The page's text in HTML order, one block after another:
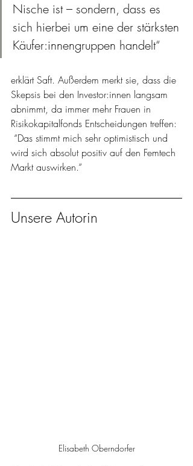
Nische ist – sondern, dass es
sich hierbei um eine der stärksten
Käufer:innengruppen handelt“
erklärt Saft. Außerdem merkt sie, dass die
Skepsis bei den Investor:innen langsam
abnimmt, da immer mehr Frauen in
Risikokapitalfonds Entscheidungen treffen:
“Das stimmt mich sehr optimistisch und
wird sich absolut positiv auf den Femtech
Markt auswirken.“
Unsere Autorin
Elisabeth Oberndorfer